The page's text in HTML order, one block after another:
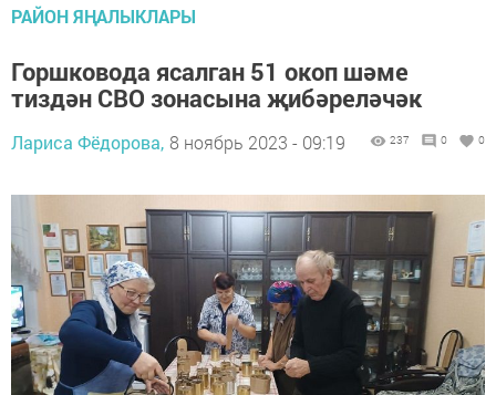
РАЙОН ЯҢАЛЫКЛАРЫ
Горшковода ясалган 51 окоп шәме
тиздән СВО зонасына җибәреләчәк
Лариса Фёдорова, 8 ноябрь 2023 - 09:19 237 0 0